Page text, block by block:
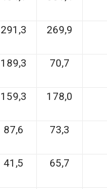
291,3 269,9
189,3 70,7
159,3 178,0
87,6 73,3
41,5 65,7